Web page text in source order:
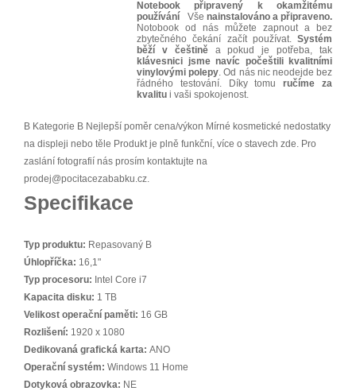
Notebook připravený k okamžitému
používání Vše nainstalováno a připraveno.
Notobook od nás můžete zapnout a bez
zbytečného čekání začít používat. Systém
běží v češtiněa pokud je potřeba, tak
klávesnici jsme navíc počeštili kvalitními
vinylovými polepy. Od nás nic neodejde bez
řádného testování. Díky tomuručíme za
kvalitu i vaši spokojenost.
B Kategorie B Nejlepší poměr cena/výkon Mírné kosmetické nedostatky
na displeji nebo těle Produkt je plně funkční, více o stavech zde. Pro
zaslání fotografií nás prosím kontaktujte na
prodej@pocitacezababku.cz.
Specifikace
Typ produktu: Repasovaný B
Úhlopříčka: 16,1"
Typ procesoru: Intel Core i7
Kapacita disku: 1 TB
Velikost operační paměti: 16 GB
Rozlišení: 1920 x 1080
Dedikovaná grafická karta: ANO
Operační systém: Windows 11 Home
Dotyková obrazovka: NE